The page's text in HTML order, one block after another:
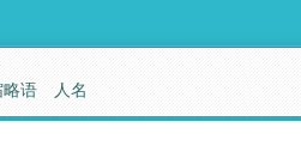
略语 人名